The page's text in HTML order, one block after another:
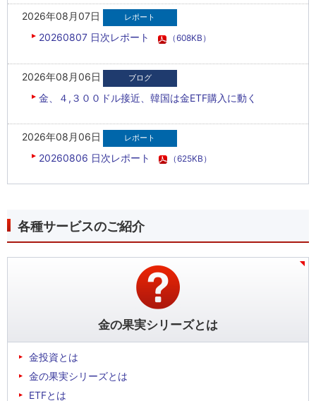
2026年08月07日
20260807 日次レポート
（608KB）
2026年08月06日
金、４,３００ドル接近、韓国は金ETF購入に動く
2026年08月06日
20260806 日次レポート
（625KB）
各種サービスのご紹介
金の果実シリーズとは
金投資とは
金の果実シリーズとは
ETFとは